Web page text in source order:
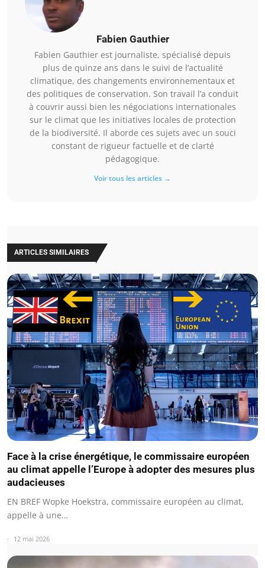
Fabien Gauthier
Fabien Gauthier est journaliste, spécialisé depuis
plus de quinze ans dans le suivi de l’actualité
climatique, des changements environnementaux et
des politiques de conservation. Son travail l’a conduit
à couvrir aussi bien les négociations internationales
sur le climat que les initiatives locales de protection
de la biodiversité. Il aborde ces sujets avec un souci
constant de rigueur factuelle et de clarté
pédagogique.
Voir tous les articles →
ARTICLES SIMILAIRES
Face à la crise énergétique, le commissaire européen
au climat appelle l’Europe à adopter des mesures plus
audacieuses
EN BREF Wopke Hoekstra, commissaire européen au climat,
appelle à une…
12 mai 2026